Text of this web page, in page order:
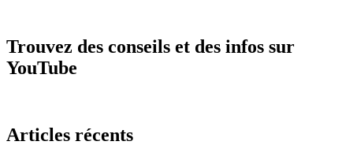
Trouvez des conseils et des infos sur
YouTube
Articles récents